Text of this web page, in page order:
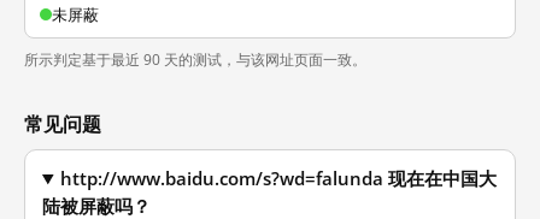
未屏蔽
所示判定基于最近 90 天的测试，与该网址页面一致。
常见问题
http://www.baidu.com/s?wd=falunda 现在在中国大
陆被屏蔽吗？